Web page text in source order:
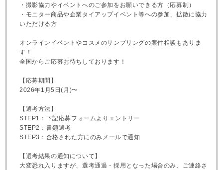
・撮影協力やイベントへのご参加をお願いできる方（応募制）
・モニター商品や企業タイアップイベント等への参加、拡散に協力
いただける方
オンラインイベントやコスメのサンプリングの案件相談もありま
す！
全国からご応募お待ちしております！
【応募期間】
2026年1月5日(月)〜
【選考方法】
STEP1：下記応募フォームよりエントリー
STEP2：書類選考
STEP3：合格された方にのみメールで通知
【選考結果の通知について】
大変恐れ入りますが、選考通過・採用となった場合のみ、ご連絡さ